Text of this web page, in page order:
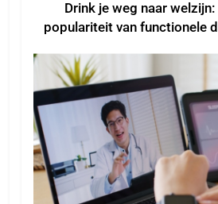
Drink je weg naar
populariteit van functionele